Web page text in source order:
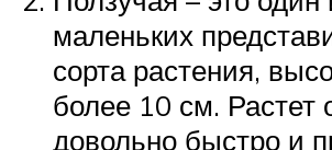
маленьких
сорта растения,
более 10 см. Растет
довольно быстро и